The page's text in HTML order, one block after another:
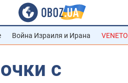
Война Израиля и Ирана VENETO
с